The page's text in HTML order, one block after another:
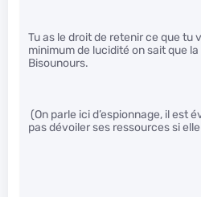
Tu as le droit de retenir ce que tu
minimum de lucidité on sait que la
Bisounours.
(On parle ici d’espionnage, il est
pas dévoiler ses ressources si elle